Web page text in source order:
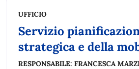
UFFICIO
Servizio
strategica e della
RESPONSABILE: FRANCESCA